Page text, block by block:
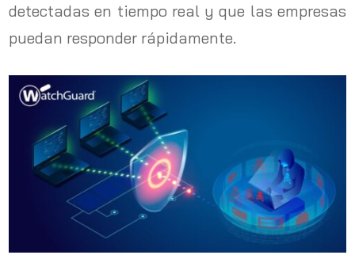
detectadas en tiempo real y que las empresas
puedan responder rápidamente.